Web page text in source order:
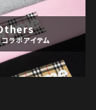
ラボアイテム